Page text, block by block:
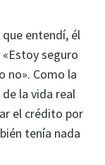
entendí, él
seguro
no». Como la
la vida real
el crédito por
tenía nada